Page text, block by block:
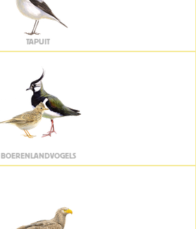
TAPUIT
BOERENLANDVOGELS